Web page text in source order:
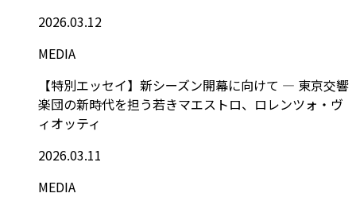
2026.03.12
MEDIA
【特別エッセイ】新シーズン開幕に向けて ― 東京交響
楽団の新時代を担う若きマエストロ、ロレンツォ・ヴ
ィオッティ
2026.03.11
MEDIA